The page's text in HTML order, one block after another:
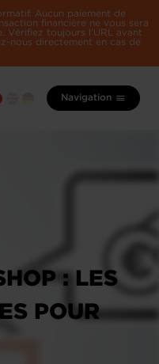
Aucun paiement de
financière ne vous sera
Vérifiez toujours l'URL avant
nous directement en cas de
Navigation
: LES
POUR